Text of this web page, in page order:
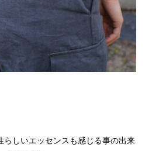
らしいエッセンスも感じる事の出来